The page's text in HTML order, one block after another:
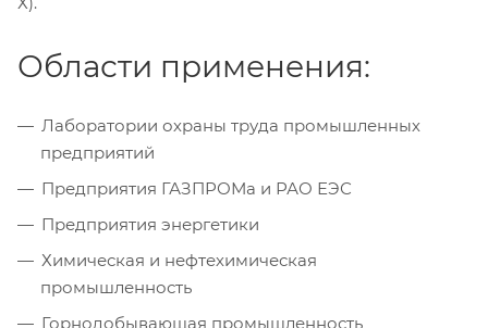
Области применения:
Лаборатории охраны труда промышленных
предприятий
Предприятия ГАЗПРОМа и РАО ЕЭС
Предприятия энергетики
Химическая и нефтехимическая
промышленность
Горнодобывающая промышленность